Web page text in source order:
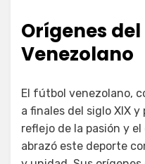
Orígenes
Venezolano
El fútbol venezolano,
a finales del siglo XIX
reflejo de la pasión y
abrazó este deporte